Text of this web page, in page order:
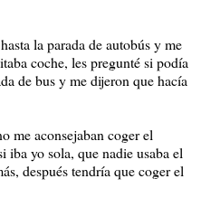
la parada de autobús y me
coche, les pregunté si podía
de bus y me dijeron que hacía
me aconsejaban coger el
iba yo sola, que nadie usaba el
después tendría que coger el